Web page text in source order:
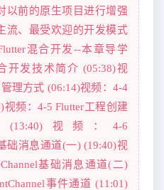
以前的原生项目进行增强
流、最受欢迎的开发模式
混合开发--本章导学
开发技术简介 (05:38)视
理方式 (06:14)视频：4-4
视频：4-5 Flutter工程创建
视频：4-6
础消息通道(一) (19:40)视
基础消息通道(二)
事件通道 (11:01)